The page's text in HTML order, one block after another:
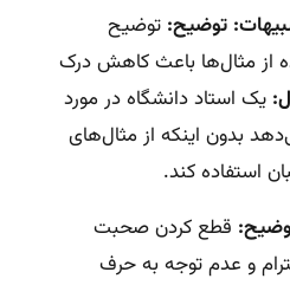
توضیح: توضیح
از مثال‌ها باعث کاهش درک
یک استاد دانشگاه در مورد
بدون اینکه از مثال‌های
استفاده کند.
قطع کردن صحبت
و عدم توجه به حرف